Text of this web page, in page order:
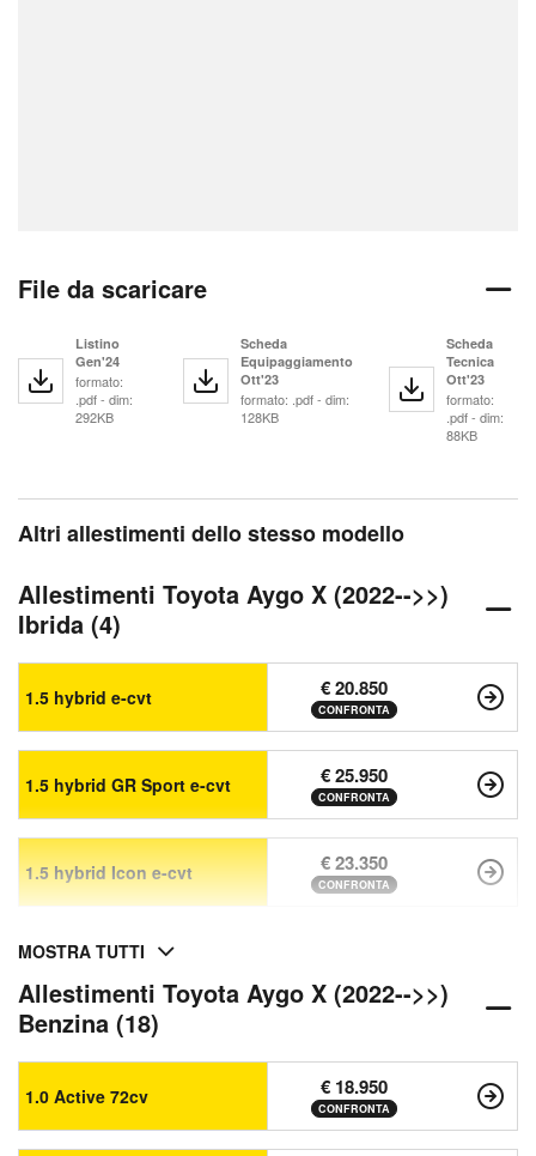
File da scaricare
Listino
Gen'24
formato:
.pdf - dim:
292KB
Scheda
Equipaggiamento
Ott'23
formato: .pdf - dim:
128KB
Scheda
Tecnica
Ott'23
formato:
.pdf - dim:
88KB
Altri allestimenti dello stesso modello
Allestimenti Toyota Aygo X (2022-->>)
Ibrida (4)
1.5 hybrid e-cvt € 20.850
CONFRONTA
1.5 hybrid GR Sport e-cvt € 25.950
CONFRONTA
1.5 hybrid Icon e-cvt € 23.350
CONFRONTA
MOSTRA TUTTI
Allestimenti Toyota Aygo X (2022-->>)
Benzina (18)
1.0 Active 72cv € 18.950
CONFRONTA